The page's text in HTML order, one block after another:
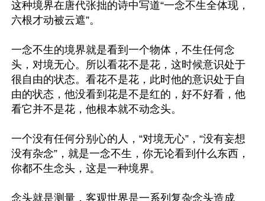
这种境界在唐代张拙的诗中写道“一念不生全体现，
六根才动被云遮”。
一念不生的境界就是看到一个物体，不生任何念
头，对境无心。所以看花不是花，这时候意识处于
很自由的状态。看花不是花，此时他的意识处于自
由的状态，他没看到花是不是红的，好不好看，他
看它并不是花，他根本就不动念头。
一个没有任何分别心的人，“对境无心”，“没有妄想
没有杂念”，就是一念不生，你无论看到什么东西，
你都不生念头，这是一种境界。
念头就是测量，客观世界是一系列复杂念头造成